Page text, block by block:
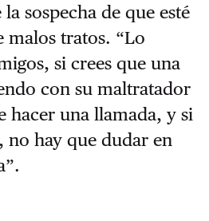
sospecha de que esté
malos tratos. “Lo
si crees que una
con su maltratador
hacer una llamada, y si
no hay que dudar en